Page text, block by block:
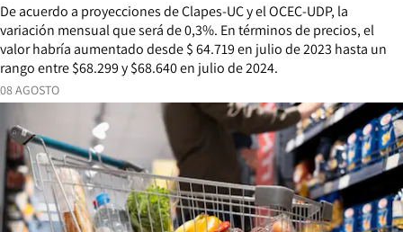
08 AGOSTO
De acuerdo a proyecciones de Clapes-UC y el OCEC-UDP, la
variación mensual que será de 0,3%. En términos de precios, el
valor habría aumentado desde $ 64.719 en julio de 2023 hasta un
rango entre $68.299 y $68.640 en julio de 2024.